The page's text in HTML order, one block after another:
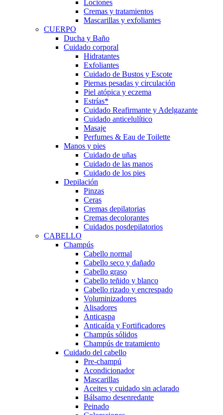
Lociones
Cremas y tratamientos
Mascarillas y exfoliantes
CUERPO
Ducha y Baño
Cuidado corporal
Hidratantes
Exfoliantes
Cuidado de Bustos y Escote
Piernas pesadas y circulación
Piel atópica y eczema
Estrías*
Cuidado Reafirmante y Adelgazante
Cuidado anticelulítico
Masaje
Perfumes & Eau de Toilette
Manos y pies
Cuidado de uñas
Cuidado de las manos
Cuidado de los pies
Depilación
Pinzas
Ceras
Cremas depilatorias
Cremas decolorantes
Cuidados posdepilatorios
CABELLO
Champús
Cabello normal
Cabello seco y dañado
Cabello graso
Cabello teñido y blanco
Cabello rizado y encrespado
Voluminizadores
Alisadores
Anticaspa
Anticaída y Fortificadores
Champús sólidos
Champús de tratamiento
Cuidado del cabello
Pre-champú
Acondicionador
Mascarillas
Aceites y cuidado sin aclarado
Bálsamo desenredante
Peinado